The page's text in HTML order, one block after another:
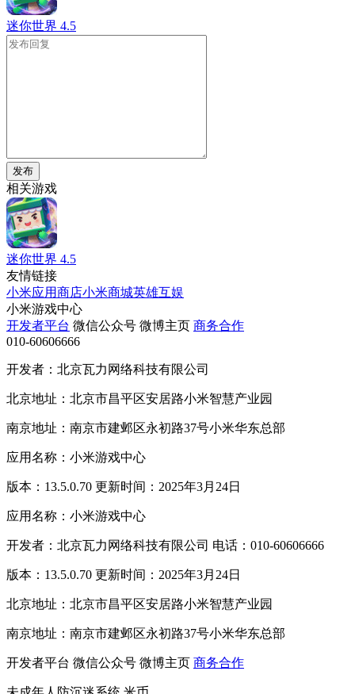
迷你世界 4.5
发布
相关游戏
迷你世界 4.5
友情链接
小米应用商店小米商城英雄互娱
小米游戏中心
开发者平台 微信公众号 微博主页 商务合作
010-60606666
开发者：北京瓦力网络科技有限公司
北京地址：北京市昌平区安居路小米智慧产业园
南京地址：南京市建邺区永初路37号小米华东总部
应用名称：小米游戏中心
版本：13.5.0.70 更新时间：2025年3月24日
应用名称：小米游戏中心
开发者：北京瓦力网络科技有限公司 电话：010-60606666
版本：13.5.0.70 更新时间：2025年3月24日
北京地址：北京市昌平区安居路小米智慧产业园
南京地址：南京市建邺区永初路37号小米华东总部
开发者平台 微信公众号 微博主页 商务合作